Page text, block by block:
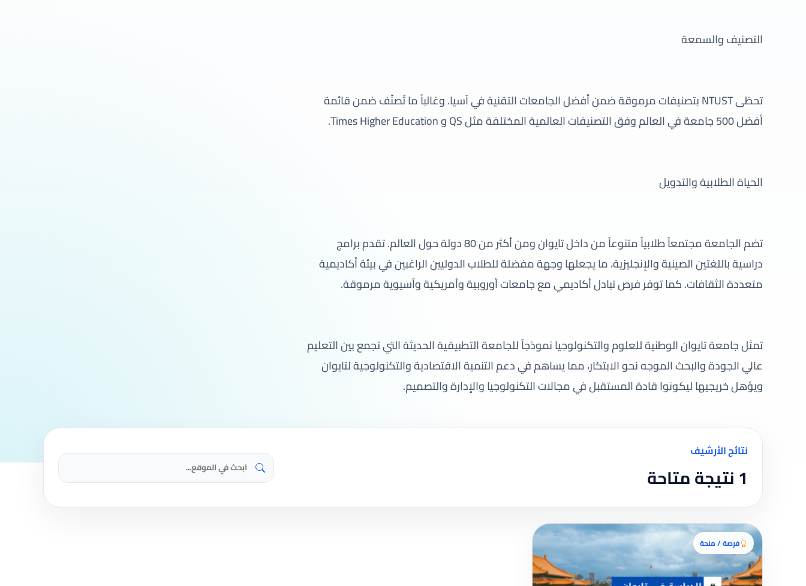
التصنيف والسمعة
تحظى NTUST بتصنيفات مرموقة ضمن أفضل الجامعات التقنية في آسيا. وغالباً ما تُصنّف ضمن قائمة
أفضل 500 جامعة في العالم وفق التصنيفات العالمية المختلفة مثل QS و Times Higher Education.
الحياة الطلابية والتدويل
تضم الجامعة مجتمعاً طلابياً متنوعاً من داخل تايوان ومن أكثر من 80 دولة حول العالم. تقدم برامج
دراسية باللغتين الصينية والإنجليزية، ما يجعلها وجهة مفضلة للطلاب الدوليين الراغبين في بيئة أكاديمية
متعددة الثقافات. كما توفر فرص تبادل أكاديمي مع جامعات أوروبية وأمريكية وآسيوية مرموقة.
تمثل جامعة تايوان الوطنية للعلوم والتكنولوجيا نموذجاً للجامعة التطبيقية الحديثة التي تجمع بين التعليم
عالي الجودة والبحث الموجه نحو الابتكار، مما يساهم في دعم التنمية الاقتصادية والتكنولوجية لتايوان
ويؤهل خريجيها ليكونوا قادة المستقبل في مجالات التكنولوجيا والإدارة والتصميم.
نتائج الأرشيف
1 نتيجة متاحة
فرصة / منحة